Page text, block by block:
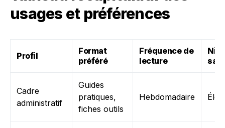
usages et préférences
Profil
Format
préféré
Fréquence de
lecture
Cadre
administratif
Guides
pratiques,
fiches outils
Hebdomadaire